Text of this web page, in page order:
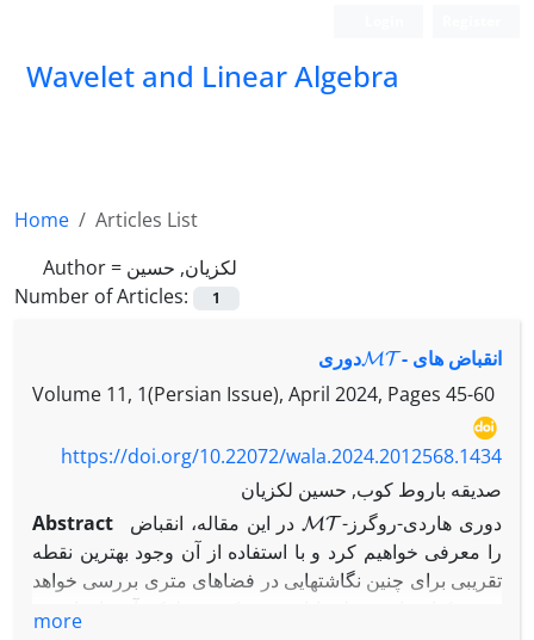
Wavelet and Linear Algebra
Home
Articles List
Author = لکزیان, حسین
Number of Articles:
1
انقباض های ‎ MT -‎دوری
Volume 11, 1(Persian Issue), April 2024, Pages 45-60
https://doi.org/10.22072/wala.2024.2012568.1434
صدیقه باروط کوب, حسین لکزیان
Abstract
در این مقاله، انقباض ‎MT -‎دوری هاردی-روگرز
را معرفی خواهیم کرد و با استفاده از آن وجود بهترین نقطه
تقریبی برای چنین نگاشتهایی در فضاهای متری بررسی خواهد
UC
more